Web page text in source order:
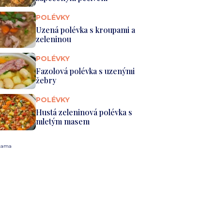
POLÉVKY
Uzená polévka s kroupami a
zeleninou
POLÉVKY
Fazolová polévka s uzenými
žebry
POLÉVKY
Hustá zeleninová polévka s
mletým masem